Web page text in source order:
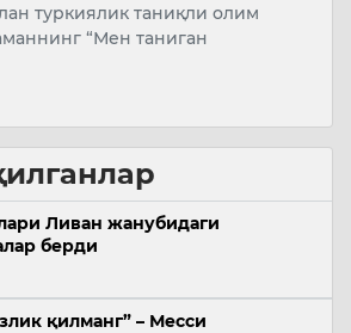
туркиялик таниқли олим
“Мен таниган
Ливан жанубидаги
берди
қилманг” – Месси